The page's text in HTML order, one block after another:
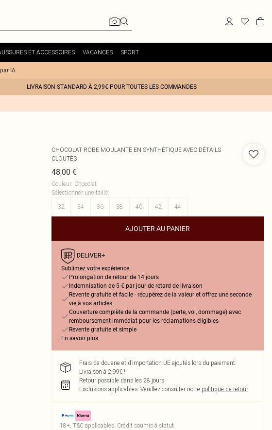
ET ACCESSOIRES VACANCES SPORT
IA.
LIVRAISON STANDARD À 2,99€ POUR TOUTES LES COMMANDES
CHOCOLAT ROBE MOULANTE EN SYNTHÉTIQUE AVEC DÉTAILS
CLOUTÉS
48,00 €
Couleur: Chocolat
Sélectionner une taille:
32
34 36 38 40 42 44
AJOUTER AU PANIER
Sublimez votre expérience
Prolongation de retour de 14 jours
Indemnisation de 5 € par jour de retard de livraison
Revente gratuite et facile - récupérez de la valeur et offrez une seconde
vie à vos articles.
Couverture complète de la commande (perte, vol, dommage) avec
remboursement immédiat pour les réclamations éligibles
Revente gratuite et simple
En savoir plus
Frais de douane et d’importation UE ajoutés lors du paiement.
Livraison à 2,99€ !
Retour possible dans les 28 jours
Exclusions applicables. Veuillez consulter notre politique de retour
18+, T&C applicables. Crédit soumis à statut